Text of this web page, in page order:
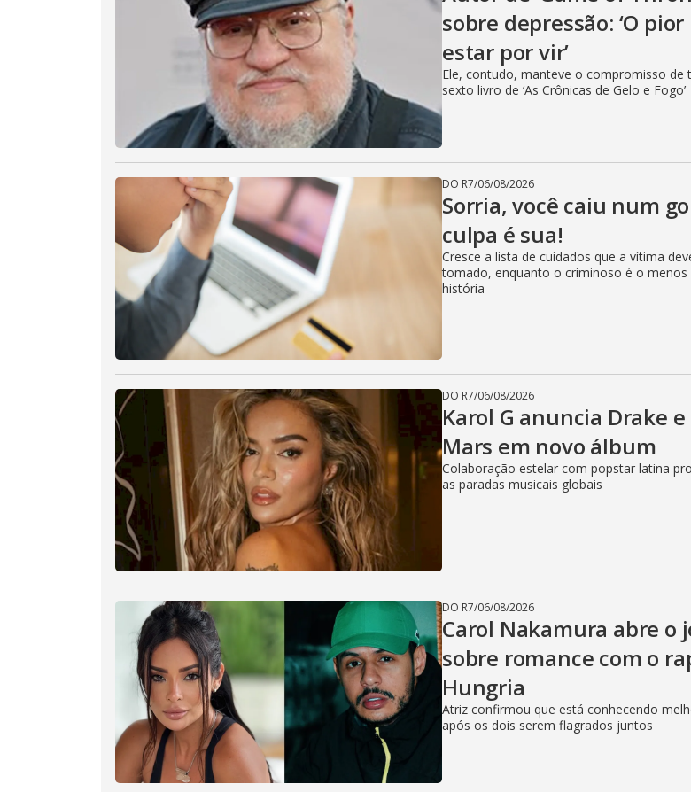
i
d
e
o
sobre depressão: ‘O
estar por vir’
Ele, contudo, manteve o compromisso de
sexto livro de ‘As Crônicas de Gelo e Fogo’
DO R7/06/08/2026
Sorria, você caiu num
culpa é sua!
Cresce a lista de cuidados que a vítima
tomado, enquanto o criminoso é o menos
história
DO R7/06/08/2026
Karol G anuncia Drake
Mars em novo álbum
Colaboração estelar com popstar latina
as paradas musicais globais
DO R7/06/08/2026
Carol Nakamura abre o
sobre romance com o
Hungria
Atriz confirmou que está conhecendo
após os dois serem flagrados juntos